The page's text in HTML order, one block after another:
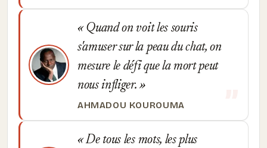
Quand on voit les souris
s'amuser sur la peau du chat, on
mesure le défi que la mort peut
nous infliger.
AHMADOU KOUROUMA
De tous les mots, les plus